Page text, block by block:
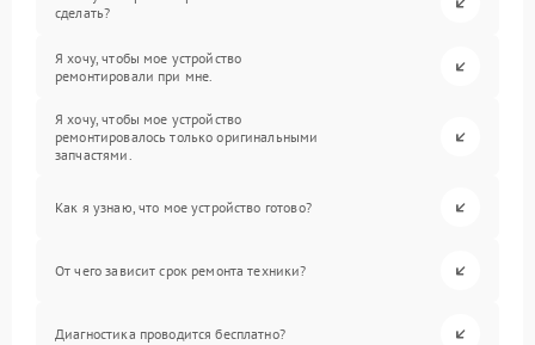
сделать?
Я хочу, чтобы мое устройство
ремонтировали при мне.
Я хочу, чтобы мое устройство
ремонтировалось только оригинальными
запчастями.
Как я узнаю, что мое устройство готово?
От чего зависит срок ремонта техники?
Диагностика проводится бесплатно?